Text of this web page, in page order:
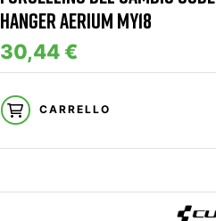
HANGER AERIUM MY18
30,44 €
CARRELLO